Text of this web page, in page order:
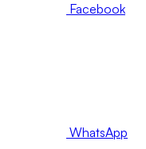
Facebook
WhatsApp